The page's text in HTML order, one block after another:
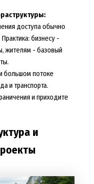
доступа обычно
бизнесу -
жителям - базовый
большом потоке
и транспорта.
и приходите
и